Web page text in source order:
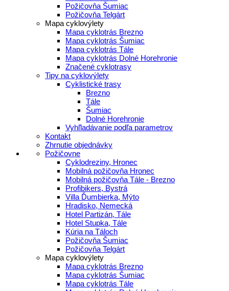
Požičovňa Šumiac
Požičovňa Telgárt
Mapa cyklovýlety
Mapa cyklotrás Brezno
Mapa cyklotrás Šumiac
Mapa cyklotrás Tále
Mapa cyklotrás Dolné Horehronie
Značené cyklotrasy
Tipy na cyklovýlety
Cyklistické trasy
Brezno
Tále
Šumiac
Dolné Horehronie
Vyhľladávanie podľa parametrov
Kontakt
Zhrnutie objednávky
Požičovne
Cyklodreziny, Hronec
Mobilná požičovňa Hronec
Mobilná požičovňa Tále - Brezno
Profibikers, Bystrá
Villa Ďumbierka, Mýto
Hradisko, Nemecká
Hotel Partizán, Tále
Hotel Stupka, Tále
Kúria na Táloch
Požičovňa Šumiac
Požičovňa Telgárt
Mapa cyklovýlety
Mapa cyklotrás Brezno
Mapa cyklotrás Šumiac
Mapa cyklotrás Tále